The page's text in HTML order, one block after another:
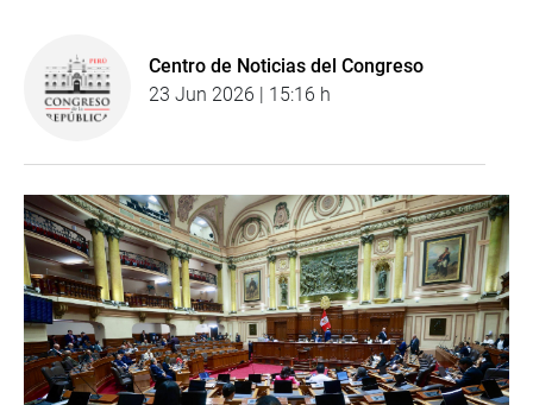
Centro de Noticias del Congreso
23 Jun 2026 | 15:16 h